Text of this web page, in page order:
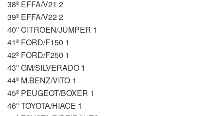
38º EFFA/V21 2
39º EFFA/V22 2
40º CITROEN/JUMPER 1
41º FORD/F150 1
42º FORD/F250 1
43º GM/SILVERADO 1
44º M.BENZ/VITO 1
45º PEUGEOT/BOXER 1
46º TOYOTA/HIACE 1